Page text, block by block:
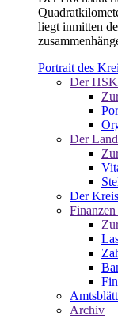
liegt inmitten
Portrait des
Der HSK
Der
Der
Archiv